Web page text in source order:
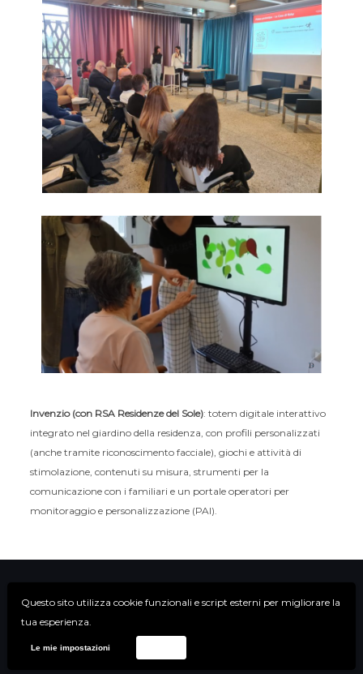
Questo sito utilizza cookie funzionali e script esterni per migliorare la
tua esperienza.
Le mie impostazioni
Invenzio (con RSA Residenze del Sole): totem digitale interattivo
integrato nel giardino della residenza, con profili personalizzati
(anche tramite riconoscimento facciale), giochi e attività di
stimolazione, contenuti su misura, strumenti per la
comunicazione con i familiari e un portale operatori per
monitoraggio e personalizzazione (PAI).